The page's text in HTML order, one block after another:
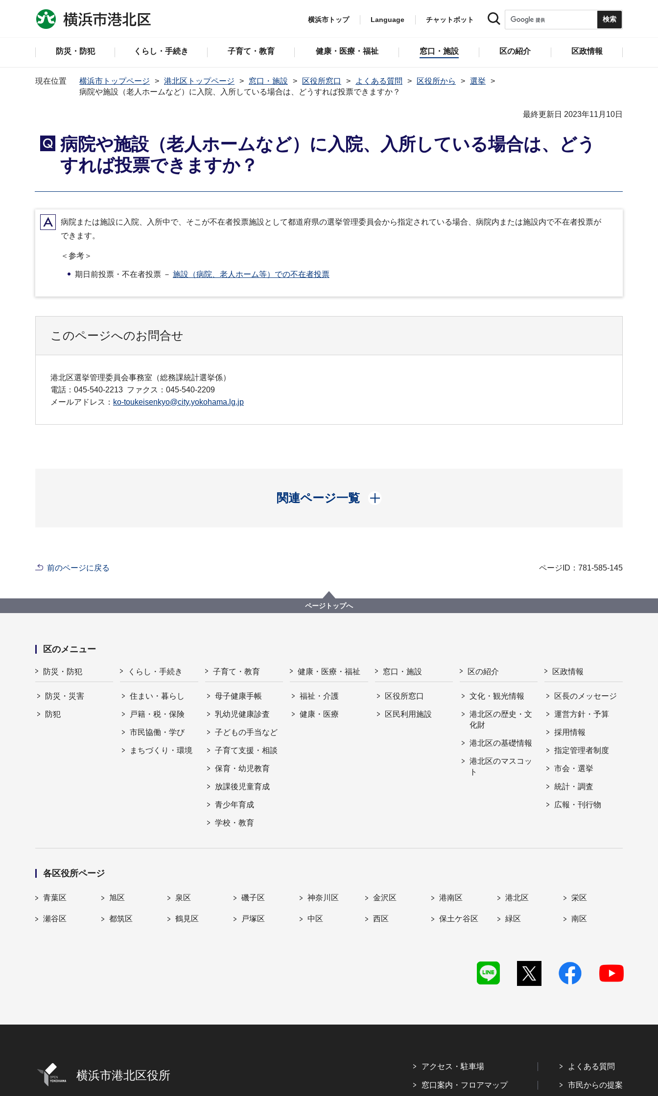
横浜市トップ Language チャットボット
防災・防犯 くらし・手続き 子育て・教育 健康・医療・福祉 窓口・施設 区の紹介 区政情報
現在位置 横浜市トップページ 港北区トップページ 窓口・施設 区役所窓口 よくある質問 区役所から
選挙
病院や施設（老人ホームなど）に入院、入所している場合は、どうすれば投票できますか？
最終更新日 2023年11月10日
Q
病院や施設（老人ホームなど）に入院、入所している場合は、どう
すれば投票できますか？
A病院または施設に入院、入所中で、そこが不在者投票施設として都道府県の選挙管理委員会から指定されている場合、病院内または施設内で不在者投票が
できます。
＜参考＞
期日前投票・不在者投票 － 施設（病院、老人ホーム等）での不在者投票
このページへのお問合せ
港北区選挙管理委員会事務室（総務課統計選挙係）
電話：045‐540‐2213 ファクス：045‐540‐2209
メールアドレス： ko-toukeisenkyo@city.yokohama.lg.jp
関連ページ一覧
開く
前のページに戻る ページID：781-585-145
ページトップへ
区のメニュー
防災・防犯
防災・災害
防犯
くらし・手続き
住まい・暮らし
戸籍・税・保険
市民協働・学び
まちづくり・環境
子育て・教育
母子健康手帳
乳幼児健康診査
子どもの手当など
子育て支援・相談
保育・幼児教育
放課後児童育成
青少年育成
学校・教育
健康・医療・福祉
福祉・介護
健康・医療
窓口・施設
区役所窓口
区民利用施設
区の紹介
文化・観光情報
港北区の歴史・文
化財
港北区の基礎情報
港北区のマスコッ
ト
区政情報
区長のメッセージ
運営方針・予算
採用情報
指定管理者制度
市会・選挙
統計・調査
広報・刊行物
各区役所ページ
青葉区 旭区 泉区 磯子区 神奈川区 金沢区 港南区 港北区 栄区
瀬谷区 都筑区 鶴見区 戸塚区 中区 西区 保土ケ谷区 緑区 南区
横浜市港北区役所
アクセス・駐車場
窓口案内・フロアマップ
よくある質問
市民からの提案